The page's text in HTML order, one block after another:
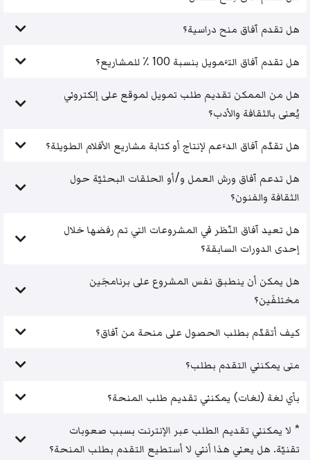
هل تقدم آفاق منح دراسية؟
هل تقدم آفاق التَّمويل بنسبة 100 ٪ للمشاريع؟
هل من الممكن تقديم طلب تمويل لموقع على إلكتروني
يُعنى بالثقافة والأدب؟
هل تقدّم آفاق الدَّعم لإنتاج أو كتابة مشاريع الأفلام الطويلة؟
هل تدعم آفاق ورش العمل و/أو الحلقات البحثيّة حول
الثقافة والفنون؟
هل تعيد آفاق النّظر في المشروعات التي تم رفضها خلال
إحدى الدورات السابقة؟
هل يمكن أن ينطبق نفس المشروع على برنامجَين
مختلفَين؟
كيف أتقدّم بطلب الحصول على منحة من آفاق؟
متى يمكنني التقدم بطلب؟
بأي لغة (لغات) يمكنني تقديم طلب المنحة؟
* لا يمكنني تقديم الطلب عبر الإنترنت بسبب صعوبات
تقنيّة. هل يعني هذا أنني لا أستطيع التقدم بطلب المنحة؟